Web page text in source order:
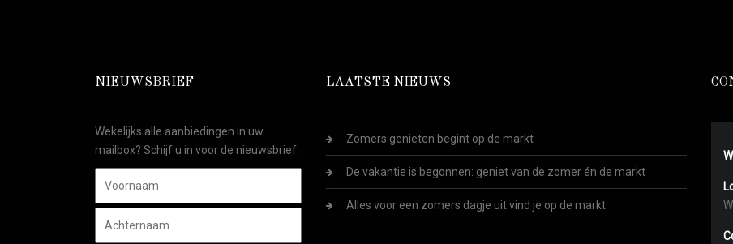
NIEUWSBRIEF
Wekelijks alle aanbiedingen in uw
mailbox? Schijf u in voor de nieuwsbrief.
LAATSTE NIEUWS
Zomers genieten begint op de markt
De vakantie is begonnen: geniet van de zomer én de markt
Alles voor een zomers dagje uit vind je op de markt